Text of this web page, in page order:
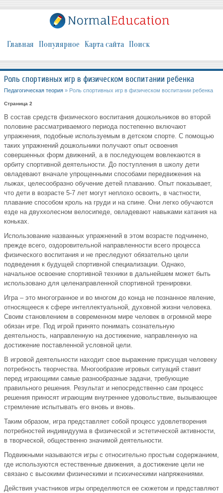
Главная Популярное Карта сайта Поиск
Роль спортивных игр в физическом воспитании ребенка
Педагогическая теория » Роль спортивных игр в физическом воспитании ребенка
Страница 2
В состав средств физического воспитания дошкольников во второй
половине рассматриваемого периода постепенно включают
упражнения, подобные используемым в детском спорте. С помощью
таких упражнений дошкольники получают опыт освоения
совершенных форм движений, а в последующем вовлекаются в
орбиту спортивной деятельности. До поступления в школу дети
овладевают вначале упрощенными способами передвижения на
лыжах, целесообразно обучение детей плаванию. Опыт показывает,
что дети в возрасте 5-7 лет могут неплохо освоить, в частности,
плавание способом кроль на груди и на спине. Они легко обучаются
езде на двухколесном велосипеде, овладевают навыками катания на
коньках.
Использование названных упражнений в этом возрасте подчинено,
прежде всего, оздоровительной направленности всего процесса
физического воспитания и не преследуют обязательно цели
подведения к будущей спортивной специализации. Однако,
начальное освоение спортивной техники в дальнейшем может быть
использовано для целенаправленной спортивной тренировки.
Игра – это многогранное и во многом до конца не познанное явление,
относящееся к сфере интеллектуальной, духовной жизни человека.
Своим становлением в современном мире человек в огромной мере
обязан игре. Под игрой принято понимать сознательную
деятельность, направленную на достижение, направленную на
достижение поставленной условной цели.
В игровой деятельности находит свое выражение присущая человеку
потребность творчества. Многообразие игровых ситуаций ставит
перед играющими самые разнообразные задачи, требующие
правильного решения. Результат и непосредственно сам процесс
решения приносят играющим внутреннее удовольствие, вызывающее
стремление испытывать его вновь и вновь.
Таким образом, игра представляет собой процесс удовлетворения
потребностей индивидуума в физической и эстетической активности,
в творческой, общественно значимой деятельности.
Подвижными называются игры с относительно простым содержанием,
где используются естественные движения, а достижение цели не
связано с высокими физическими и психическими напряжениями.
Действия участников игры определяются ее сюжетом и представляют